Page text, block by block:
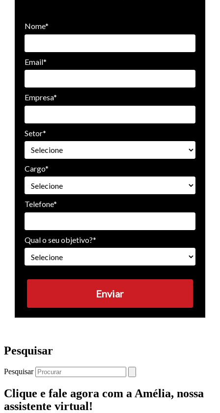
Nome*
Email*
Empresa*
Setor*
Cargo*
Telefone*
Qual o seu objetivo?*
Enviar
Pesquisar
Pesquisar
Clique e fale agora com a Amélia, nossa
assistente virtual!